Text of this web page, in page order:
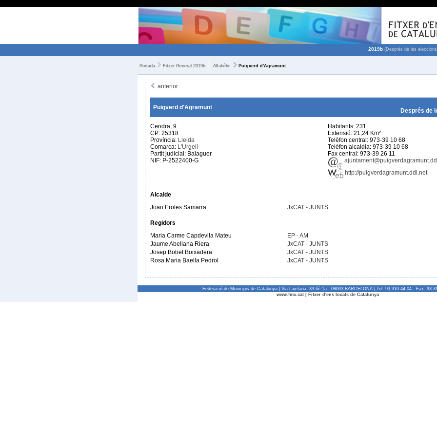
2019b (Després de les
Portada Fitxer General 2019b Alfabètic Puigverd d'Agramunt
anterior
Puigverd d'Agramunt
Després de
Cendra, 9
CP: 25318
Província: Lleida
Comarca: L'Urgell
Partit judicial: Balaguer
NIF: P-2522400-G
Habitants: 231
Extensió: 21,24 Km²
Telèfon central: 973-39 10 68
Telèfon alcaldia: 973-39 10 68
Fax central: 973-39 26 11
http://puigverdagramunt.ddl.net
Alcalde
Joan Eroles Samarra
JxCAT - JUNTS
Regidors
Maria Carme Capdevila Mateu
EP - AM
Jaume Abellana Riera
JxCAT - JUNTS
Josep Bobet Boixadera
JxCAT - JUNTS
Rosa Maria Baella Pedrol
JxCAT - JUNTS
Federació de Municipis de Catalunya | Via Laietana, 33 6è 1a - 08003 BARCELONA | Tel. 93 310 44 04 - Fax: 93
www.fmc.cat
Fitxer d'ens locals de Catalunya